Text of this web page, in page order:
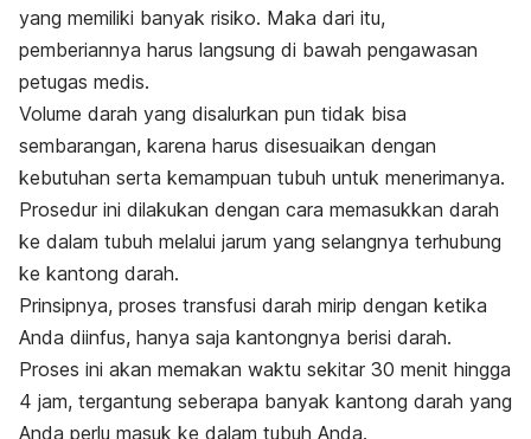
yang memiliki banyak risiko. Maka dari itu,
pemberiannya harus langsung di bawah pengawasan
petugas medis.
Volume darah yang disalurkan pun tidak bisa
sembarangan, karena harus disesuaikan dengan
kebutuhan serta kemampuan tubuh untuk menerimanya.
Prosedur ini dilakukan dengan cara memasukkan darah
ke dalam tubuh melalui jarum yang selangnya terhubung
ke kantong darah.
Prinsipnya, proses transfusi darah mirip dengan ketika
Anda diinfus, hanya saja kantongnya berisi darah.
Proses ini akan memakan waktu sekitar 30 menit hingga
4 jam, tergantung seberapa banyak kantong darah yang
Anda perlu masuk ke dalam tubuh Anda.